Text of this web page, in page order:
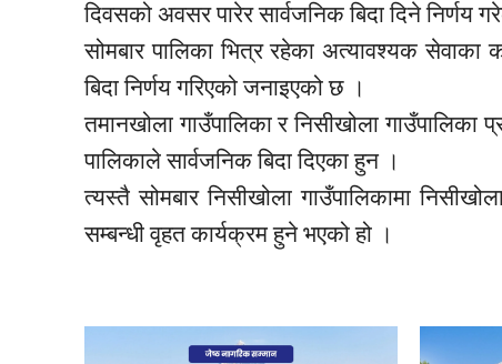
दिवसको अवसर पारेर सार्वजनिक बिदा दिने निर्णय
सोमबार पालिका भित्र रहेका अत्यावश्यक सेवाका
बिदा निर्णय गरिएको जनाइएको छ ।
तमानखोला गाउँपालिका रनिसीखोला गाउँपालिका
पालिकाले सार्वजनिक बिदा दिएका हुन ।
त्यस्तै सोमबारनिसीखोलागाउँपालिकामा
सम्बन्धीवृहतकार्यक्रम हुने भएको हो ।